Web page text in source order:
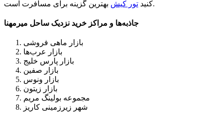
کنید تور کیش بهترین گزینه برای مسافرت است.
جاذبه‌ها و مراکز خرید نزدیک ساحل میرمهنا
بازار ماهی فروشی
بازار عرب‌ها
بازار پارس خلیج
بازار صفین
بازار ونوس
بازار زیتون
مجموعه بولینگ مریم
شهر زیرزمینی کاریز